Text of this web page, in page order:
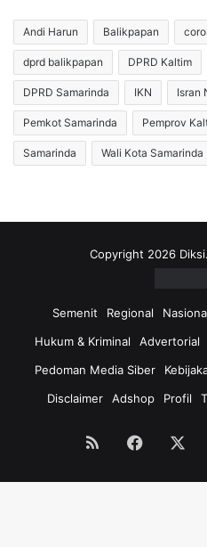
Andi Harun Balikpapan
dprd balikpapan DPRD Kaltim
DPRD Samarinda IKN Isran
Pemkot Samarinda Pemprov
Samarinda Wali Kota Samarinda
Copyright 2026
Semenit Regional
Hukum & Kriminal
Advertorial
Pedoman Media Siber
Disclaimer
Adshop Profil
RSS